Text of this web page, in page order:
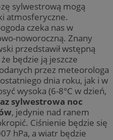
sylwestrową mogą
atmosferyczne.
czeka nas w
noworoczną. Znany
przedstawił wstępną
będzie ją jeszcze
przez meteorologa
dnia roku, jak i w
wysoka (6-8°C w dzień,
sylwestrowa noc
, jedynie nad ranem
Ciśnienie będzie się
hPa, a wiatr będzie